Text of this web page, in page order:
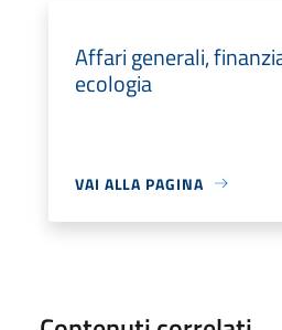
Affari generali,
ecologia
VAI ALLA PAGINA